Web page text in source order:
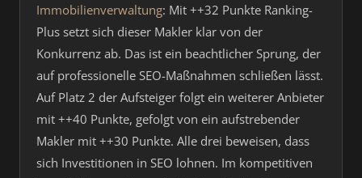
Immobilienverwaltung: Mit ++32 Punkte Ranking-
Plus setzt sich dieser Makler klar von der
Konkurrenz ab. Das ist ein beachtlicher Sprung, der
auf professionelle SEO-Maßnahmen schließen lässt.
Auf Platz 2 der Aufsteiger folgt ein weiterer Anbieter
mit ++40 Punkte, gefolgt von ein aufstrebender
Makler mit ++30 Punkte. Alle drei beweisen, dass
sich Investitionen in SEO lohnen. Im kompetitiven